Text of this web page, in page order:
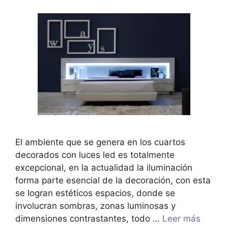
El ambiente que se genera en los cuartos
decorados con luces led es totalmente
excepcional, en la actualidad la iluminación
forma parte esencial de la decoración, con esta
se logran estéticos espacios, donde se
involucran sombras, zonas luminosas y
dimensiones contrastantes, todo … Leer más